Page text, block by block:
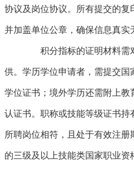
协议及岗位协议。所有提交的复
并加盖单位公章，确保信息真实
积分指标的证明材料需
供。学历学位申请者，需提交国
学位证书；境外学历还需附上教
认证书。职称或技能等级证书持
所聘岗位相符，且处于有效注册
的三级及以上技能类国家职业资